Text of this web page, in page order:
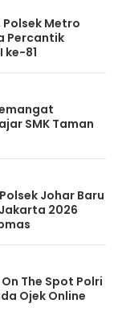
Metro
Percantik
ke-81
SMK Taman
Johar Baru
2026
The Spot Polri
Ojek Online